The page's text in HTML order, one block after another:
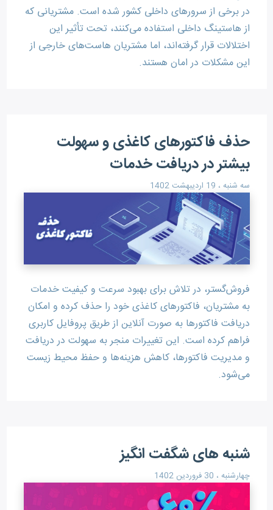
در برخی از سرورهای داخلی کشور شده است. مشتریانی که
از هاستینگ داخلی استفاده می‌کنند، تحت تأثیر این
اختلالات قرار گرفته‌اند، اما مشتریان هاست‌های خارجی از
این مشکلات در امان هستند.
حذف فاکتورهای کاغذی و سهولت
بیشتر در دریافت خدمات
سه شنبه ، 19 اردیبهشت 1402
فروش‌گستر، در تلاش برای بهبود سرعت و کیفیت خدمات
به مشتریان، فاکتورهای کاغذی خود را حذف کرده و امکان
دریافت فاکتورها به صورت آنلاین از طریق پروفایل کاربری
فراهم کرده است. این تغییرات منجر به سهولت در دریافت
و مدیریت فاکتورها، کاهش هزینه‌ها و حفظ محیط زیست
می‌شود.
شنبه های شگفت انگیز
چهارشنبه ، 30 فروردین 1402